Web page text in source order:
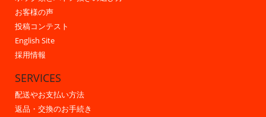
お客様の声
投稿コンテスト
English Site
採用情報
SERVICES
配送やお支払い方法
返品・交換のお手続き